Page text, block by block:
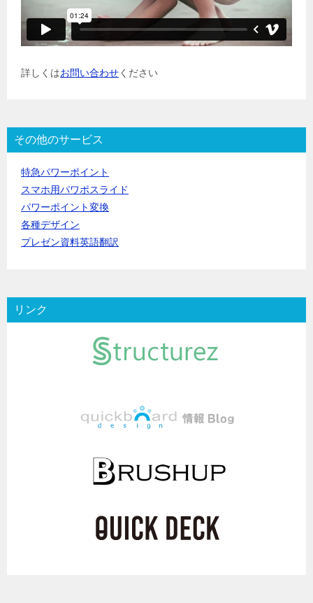
詳しくはお問い合わせください
その他のサービス
特急パワーポイント
スマホ用パワポスライド
パワーポイント変換
各種デザイン
プレゼン資料英語翻訳
リンク